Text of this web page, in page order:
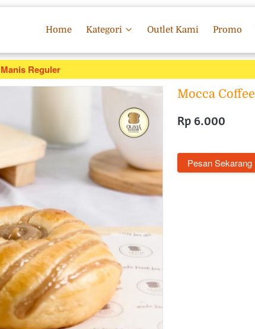
Home Kategori Outlet Kami Promo
Reguler
Mocca Coffee
Rp 6.000
`Pesan Sekarang